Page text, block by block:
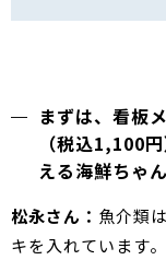
まずは、看板
（税込1,100
える海鮮ちゃ
松永さん： 魚介類
キを入れています